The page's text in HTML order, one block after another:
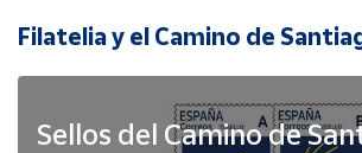
Filatelia y el Camino de
Sellos del Camino de